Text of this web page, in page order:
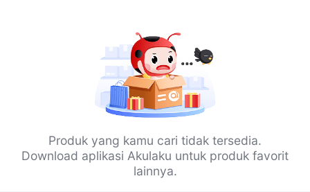
Produk yang kamu cari tidak tersedia.
Download aplikasi Akulaku untuk produk favorit
lainnya.